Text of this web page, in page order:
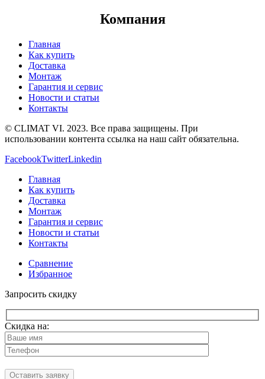
Компания
Главная
Как купить
Доставка
Монтаж
Гарантия и сервис
Новости и статьи
Контакты
© CLIMAT VI. 2023. Все права защищены. При
использовании контента ссылка на наш сайт обязательна.
FacebookTwitterLinkedin
Главная
Как купить
Доставка
Монтаж
Гарантия и сервис
Новости и статьи
Контакты
Сравнение
Избранное
Запросить скидку
Скидка на: